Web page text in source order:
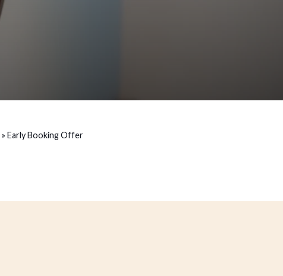
» Early Booking Offer